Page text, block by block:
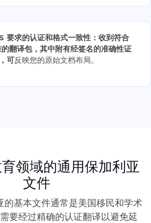
要求的认证和格式一致性：收到符合
翻译包，其中附有经签名的准确性证
可反映您的原始文档布局。
领域的通用保加利亚
文件
的基本文件通常是美国移民和学术
要经过精确的认证翻译以避免延